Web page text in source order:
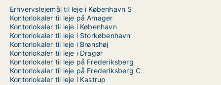
Erhvervslejemål til leje i København S
Kontorlokaler til leje på Amager
Kontorlokaler til leje i København
Kontorlokaler til leje i Storkøbenhavn
Kontorlokaler til leje i Brønshøj
Kontorlokaler til leje i Dragør
Kontorlokaler til leje på Frederiksberg
Kontorlokaler til leje på Frederiksberg C
Kontorlokaler til leje i Kastrup